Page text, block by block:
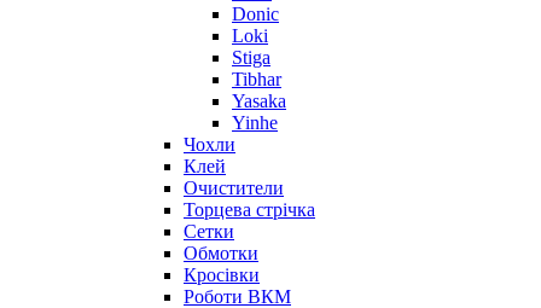
Donic
Loki
Stiga
Tibhar
Yasaka
Yinhe
Чохли
Клей
Очистители
Торцева стрічка
Сетки
Обмотки
Кросівки
Роботи ВКМ